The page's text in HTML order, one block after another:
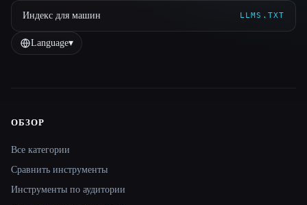
Индекс для машин LLMS.TXT
Language▾
Site navigation
ОБЗОР
Все категории
Сравнить инструменты
Инструменты по аудитории